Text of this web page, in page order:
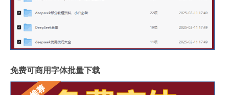
免费可商用字体批量下载